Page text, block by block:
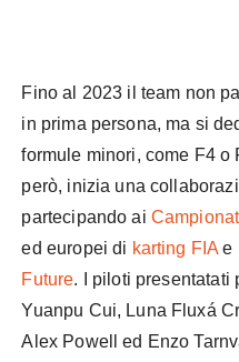
Fino al 2023 il team non
in prima persona, ma si
formule minori, come F4 o
però, inizia una
partecipando ai
ed europei di karting FIA e
Future. I piloti presentatati
Yuanpu Cui, Luna Fluxá
Alex Powell ed Enzo